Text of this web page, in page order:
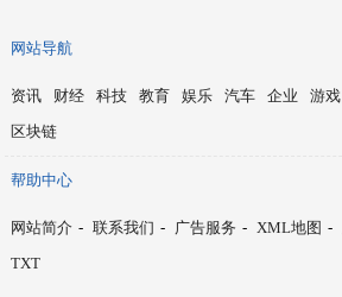
网站导航
资讯 财经 科技 教育 娱乐 汽车 企业 游戏
区块链
帮助中心
网站简介 - 联系我们 - 广告服务 - XML地图 -
TXT